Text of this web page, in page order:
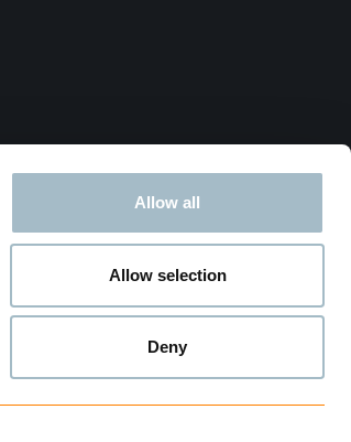
Allow all
Allow selection
Deny